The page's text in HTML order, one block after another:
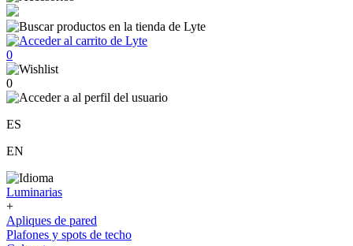
0
0
ES
EN
Luminarias
+
Apliques de pared
Plafones y spots de techo